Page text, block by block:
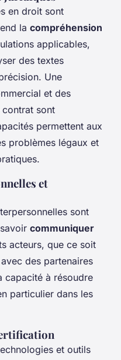
en droit sont
la compréhension
applicables,
des textes
Une
et des
sont
permettent aux
problèmes légaux et
et
sont
communiquer
acteurs, que ce soit
des partenaires
capacité à résoudre
particulier dans les
et outils